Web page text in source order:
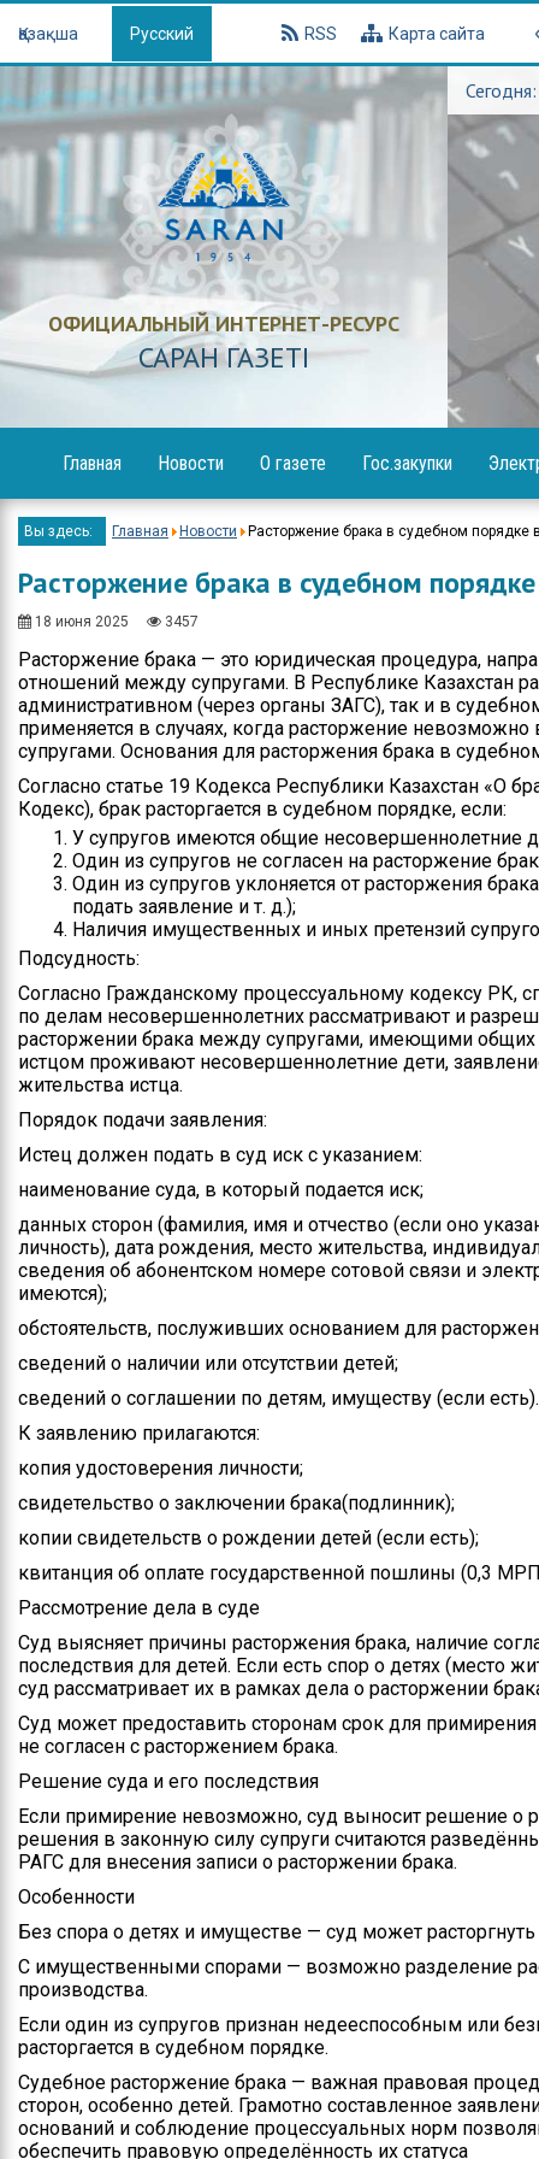
Қазақша Русский RSS Карта сайта
ОФИЦИАЛЬНЫЙ ИНТЕРНЕТ-РЕСУРС
САРАН ГАЗЕТI
Главная
Новости
Образование
Спорт
Здравоохранение
Неотложка
В городском акимате
В городском
маслихате
Культура
Школьные будни
Коммунальная сфера
О газете
Гос.закупки
Объявления
Годовые планы
Вы здесь: Главная Новости Расторжение брака в судебном порядке
Расторжение брака в судебном
18 июня 2025 3457
Расторжение брака — это юридическая процедура,
отношений между супругами. В Республике Казахстан
административном (через органы ЗАГС), так и в
применяется в случаях, когда расторжение
супругами. Основания для расторжения брака в
Согласно статье 19 Кодекса Республики Казахстан «О
Кодекс), брак расторгается в судебном порядке, если:
У супругов имеются общие несовершеннолетние
Один из супругов не согласен на расторжение
Один из супругов уклоняется от расторжения
подать заявление и т. д.);
Наличия имущественных и иных претензий
Подсудность:
Согласно Гражданскому процессуальному кодексу
по делам несовершеннолетних рассматривают и
расторжении брака между супругами, имеющими общих
истцом проживают несовершеннолетние дети,
жительства истца.
Порядок подачи заявления:
Истец должен подать в суд иск с указанием:
наименование суда, в который подается иск;
данных сторон (фамилия, имя и отчество (если оно
личность), дата рождения, место жительства,
сведения об абонентском номере сотовой связи и
имеются);
обстоятельств, послуживших основанием для
сведений о наличии или отсутствии детей;
сведений о соглашении по детям, имуществу (если есть).
К заявлению прилагаются:
копия удостоверения личности;
свидетельство о заключении брака(подлинник);
копии свидетельств о рождении детей (если есть);
квитанция об оплате государственной пошлины (0,3
Рассмотрение дела в суде
Суд выясняет причины расторжения брака, наличие
последствия для детей. Если есть спор о детях (место
суд рассматривает их в рамках дела о расторжении
Суд может предоставить сторонам срок для
не согласен с расторжением брака.
Решение суда и его последствия
Если примирение невозможно, суд выносит решение о
решения в законную силу супруги считаются
РАГС для внесения записи о расторжении брака.
Особенности
Без спора о детях и имуществе — суд может
С имущественными спорами — возможно разделение
производства.
Если один из супругов признан недееспособным или
расторгается в судебном порядке.
Судебное расторжение брака — важная правовая
сторон, особенно детей. Грамотно составленное
оснований и соблюдение процессуальных норм
обеспечить правовую определённость их статуса